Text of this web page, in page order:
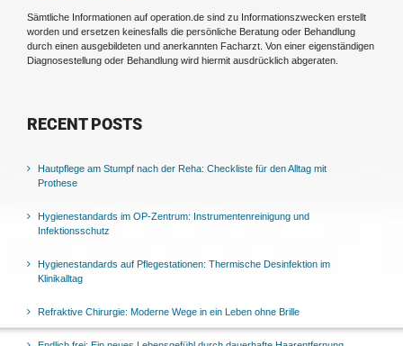
Sämtliche Informationen auf operation.de sind zu Informationszwecken erstellt
worden und ersetzen keinesfalls die persönliche Beratung oder Behandlung
durch einen ausgebildeten und anerkannten Facharzt. Von einer eigenständigen
Diagnosestellung oder Behandlung wird hiermit ausdrücklich abgeraten.
RECENT POSTS
Hautpflege am Stumpf nach der Reha: Checkliste für den Alltag mit
Prothese
Hygienestandards im OP-Zentrum: Instrumentenreinigung und
Infektionsschutz
Hygienestandards auf Pflegestationen: Thermische Desinfektion im
Klinikalltag
Refraktive Chirurgie: Moderne Wege in ein Leben ohne Brille